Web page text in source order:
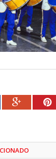
Google+